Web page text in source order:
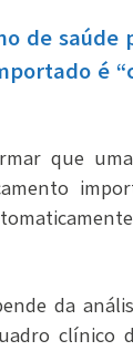
de saúde
é
que
da
clínico